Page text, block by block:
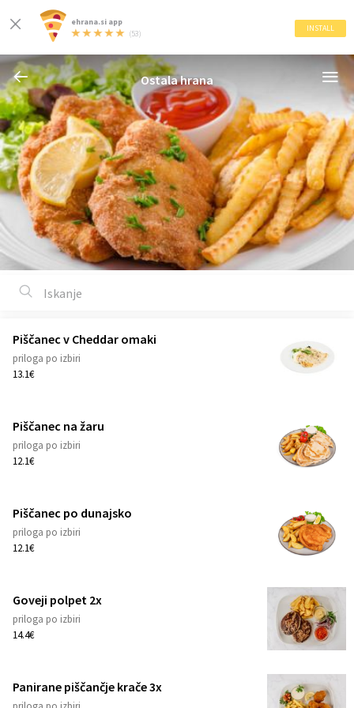
ehrana.si app
(53)
INSTALL
Ostala hrana
Piščanec v Cheddar omaki
priloga po izbiri
13.1€
Piščanec na žaru
priloga po izbiri
12.1€
Piščanec po dunajsko
priloga po izbiri
12.1€
Goveji polpet 2x
priloga po izbiri
14.4€
Panirane piščančje krače 3x